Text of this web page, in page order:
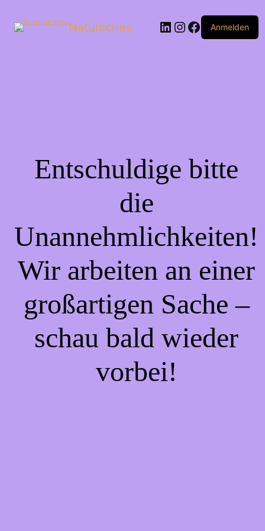
Natürliches Anmelden
Entschuldige bitte
die
Unannehmlichkeiten!
Wir arbeiten an einer
großartigen Sache –
schau bald wieder
vorbei!